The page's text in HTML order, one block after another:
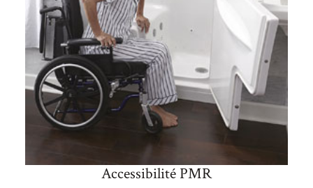
Accessibilité PMR